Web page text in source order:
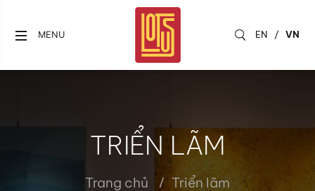
MENU EN / VN
TRIỂN LÃM
Trang chủ Triển lãm